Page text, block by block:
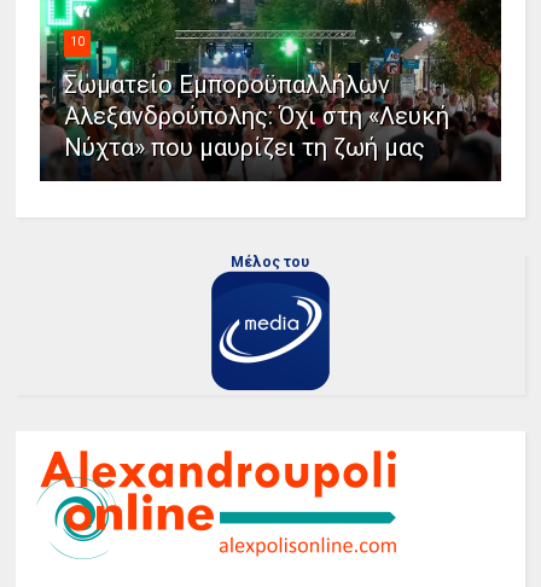
10
Σωματείο Εμποροϋπαλλήλων
Αλεξανδρούπολης: Όχι στη «Λευκή
Νύχτα» που μαυρίζει τη ζωή μας
Μέλος του